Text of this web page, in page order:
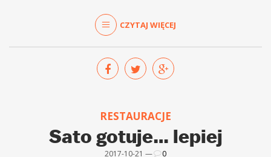
CZYTAJ WIĘCEJ
RESTAURACJE
Sato gotuje… lepiej
2017-10-21 — 0